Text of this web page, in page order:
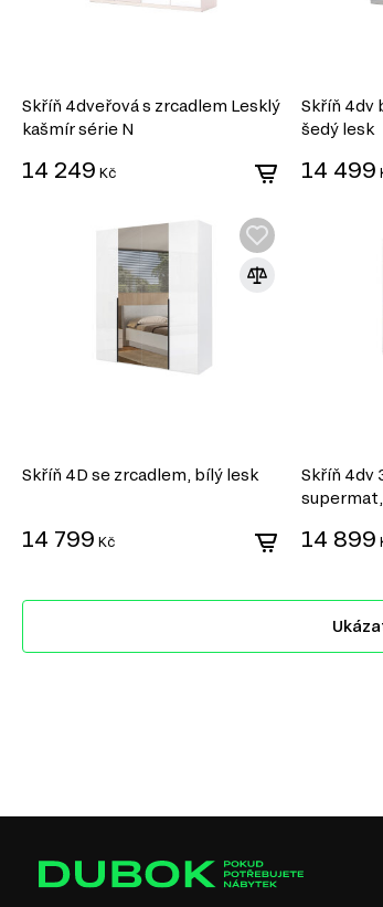
Skříň 4dveřová s zrcadlem Lesklý
kašmír série N
14 249 Kč
Skříň 4dv
šedý lesk
14 499
Skříň 4D se zrcadlem, bílý lesk
14 799 Kč
Skříň 4dv
14 899